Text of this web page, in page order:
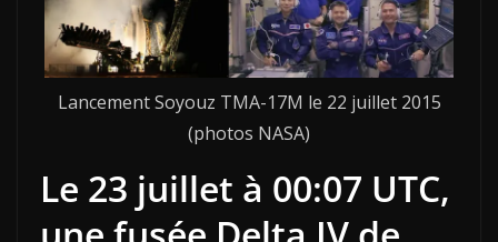
Lancement Soyouz TMA-17M le 22 juillet 2015
(photos NASA)
Le 23 juillet à 00:07 UTC,